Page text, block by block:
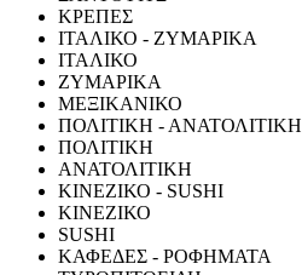
ΚΡΕΠΕΣ
ΙΤΑΛΙΚΟ - ΖΥΜΑΡΙΚΑ
ΙΤΑΛΙΚΟ
ΖΥΜΑΡΙΚΑ
ΜΕΞΙΚΑΝΙΚΟ
ΠΟΛΙΤΙΚΗ - ΑΝΑΤΟΛΙΤΙΚΗ
ΠΟΛΙΤΙΚΗ
ΑΝΑΤΟΛΙΤΙΚΗ
ΚΙΝΕΖΙΚΟ - SUSHI
ΚΙΝΕΖΙΚΟ
SUSHI
ΚΑΦΕΔΕΣ - ΡΟΦΗΜΑΤΑ